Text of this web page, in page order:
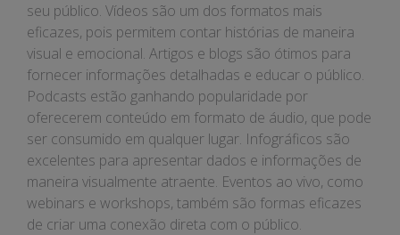
seu público. Vídeos são um dos formatos mais
eficazes, pois permitem contar histórias de maneira
visual e emocional. Artigos e blogs são ótimos para
fornecer informações detalhadas e educar o público.
Podcasts estão ganhando popularidade por
oferecerem conteúdo em formato de áudio, que pode
ser consumido em qualquer lugar. Infográficos são
excelentes para apresentar dados e informações de
maneira visualmente atraente. Eventos ao vivo, como
webinars e workshops, também são formas eficazes
de criar uma conexão direta com o público.